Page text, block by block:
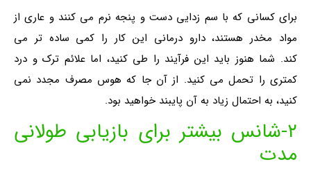
برای کسانی که با سم زدایی دست و پنجه نرم می کنند و عاری از
مواد مخدر هستند، دارو درمانی این کار را کمی ساده تر می
کند. شما هنوز باید این فرآیند را طی کنید، اما علائم ترک و درد
کمتری را تحمل می کنید. از آن جا که هوس مصرف مجدد نمی
کنید، به احتمال زیاد به آن پایبند خواهید بود.
۲-شانس بیشتر برای بازیابی طولانی
مدت